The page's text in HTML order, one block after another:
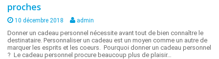
proches
10 décembre 2018 admin
Donner un cadeau personnel nécessite avant tout de bien connaître le
destinataire. Personnaliser un cadeau est un moyen comme un autre de
marquer les esprits et les coeurs. Pourquoi donner un cadeau personnel
? Le cadeau personnel procure beaucoup plus de plaisir…